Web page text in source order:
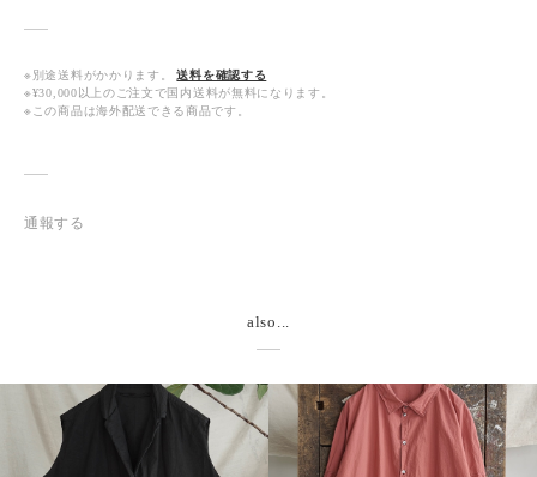
※別途送料がかかります。
送料を確認する
※¥30,000以上のご注文で国内送料が無料になります。
※この商品は海外配送できる商品です。
通報する
also...